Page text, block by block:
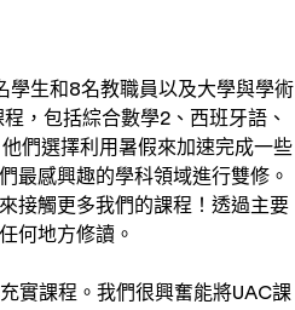
學生和8名教職員以及大學與學術
，包括綜合數學2、西班牙語、
們選擇利用暑假來加速完成一些
最感興趣的學科領域進行雙修。
接觸更多我們的課程！透過主要
何地方修讀。
實課程。我們很興奮能將UAC課